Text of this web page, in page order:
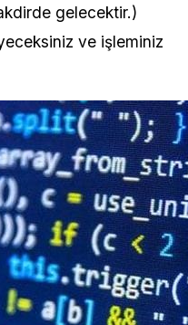
gelecektir.)
ve işleminiz